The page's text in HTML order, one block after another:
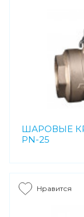
ШАРОВЫЕ
PN-25
Нравится